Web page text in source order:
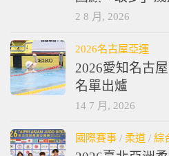
2 8 月, 2026
2026名古屋亞運
2026愛知名古
名單出爐
14 7 月, 2026
國際賽事 / 柔道 / 綜